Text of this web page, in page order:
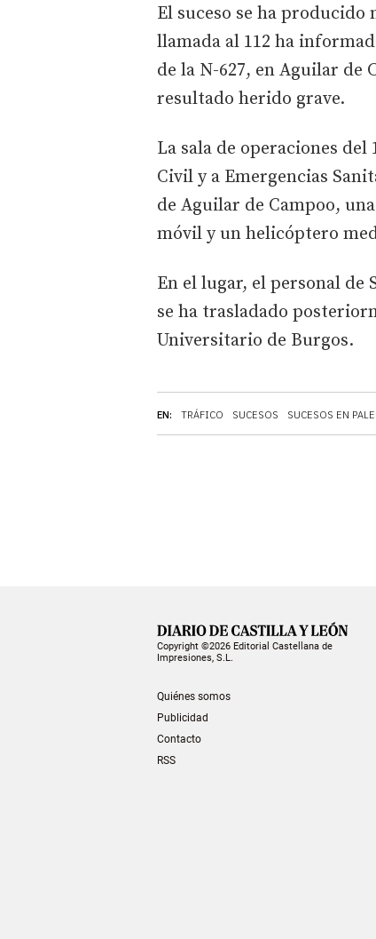
EN: TRÁFICO SUCESOS SUCESOS EN
El suceso se ha producido
llamada al 112 ha
de la N-627, en Aguilar de
resultado herido grave.
La sala de operaciones
Civil y a Emergencias
de Aguilar de Campoo,
móvil y un helicóptero
En el lugar, el personal de
se ha trasladado
Universitario de Burgos.
Copyright ©2026 Editorial Castellana de
Impresiones, S.L.
Quiénes somos
Publicidad
Contacto
RSS